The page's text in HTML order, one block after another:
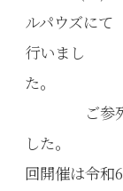
ルパウズ
行いまし
ご参列頂
し
回開催は令和